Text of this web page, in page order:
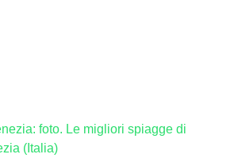
foto. Le migliori spiagge di
(Italia)